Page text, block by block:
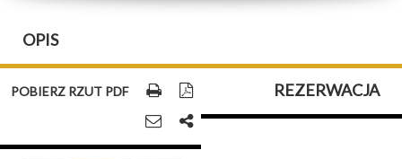
OPIS
POBIERZ RZUT PDF REZERWACJA